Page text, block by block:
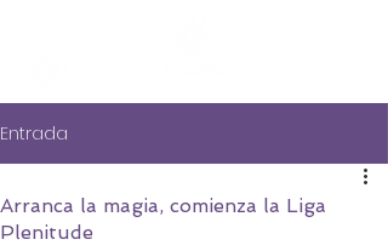
Entrada
Arranca la magia, comienza la Liga
Plenitude